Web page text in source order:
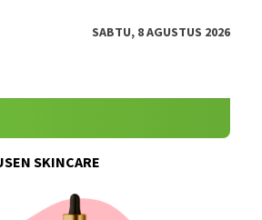
SABTU, 8 AGUSTUS 2026
SKINCARE